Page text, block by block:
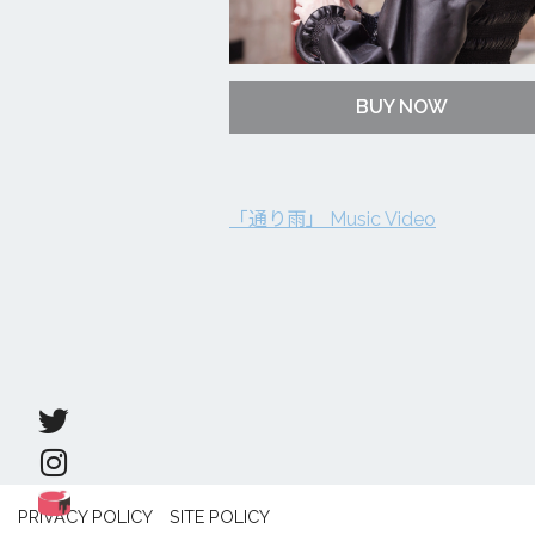
BUY NOW
「通り雨」 Music Video
PRIVACY POLICY SITE POLICY